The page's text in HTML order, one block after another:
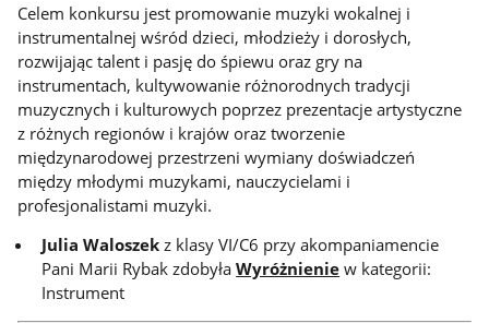
Celem konkursu jest promowanie muzyki wokalnej i
instrumentalnej wśród dzieci, młodzieży i dorosłych,
rozwijając talent i pasję do śpiewu oraz gry na
instrumentach, kultywowanie różnorodnych tradycji
muzycznych i kulturowych poprzez prezentacje artystyczne
z różnych regionów i krajów oraz tworzenie
międzynarodowej przestrzeni wymiany doświadczeń
między młodymi muzykami, nauczycielami i
profesjonalistami muzyki.
Julia Waloszekz klasy VI/C6 przy akompaniamencie
Pani Marii Rybak zdobyłaWyróżnienie w kategorii:
Instrument